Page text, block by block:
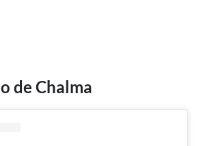
de Chalma